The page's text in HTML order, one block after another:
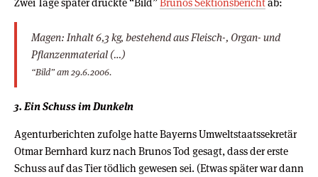
Magen: Inhalt 6,3 kg, bestehend aus Fleisch-, Organ- und
Pflanzenmaterial (…)
“Bild” am 29.6.2006.
3. Ein Schuss im Dunkeln
Agenturberichten zufolge hatte Bayerns Umweltstaatssekretär
Otmar Bernhard kurz nach Brunos Tod gesagt, dass der erste
Schuss auf das Tier tödlich gewesen sei. (Etwas später war dann